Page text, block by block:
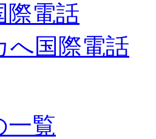
際電話
へ国際電話
一覧